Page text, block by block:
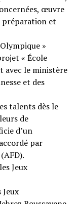
œuvre
préparation et
»
« École
avec le ministère
et des
talents dès le
de
d’un
par
Jeux